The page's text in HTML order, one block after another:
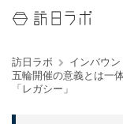
訪日ラボ インバウ
五輪開催の意義とは一
「レガシー」